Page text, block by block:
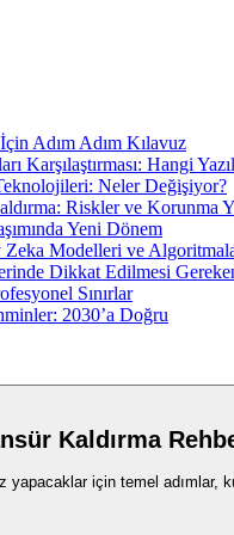
Adım Adım Kılavuz
Karşılaştırması: Hangi
Neler Değişiyor?
Riskler ve Korunma
Yeni Dönem
Zeka Modelleri ve
Dikkat Edilmesi
Sınırlar
2030’a Doğru
Kaldırma
için temel adımlar,